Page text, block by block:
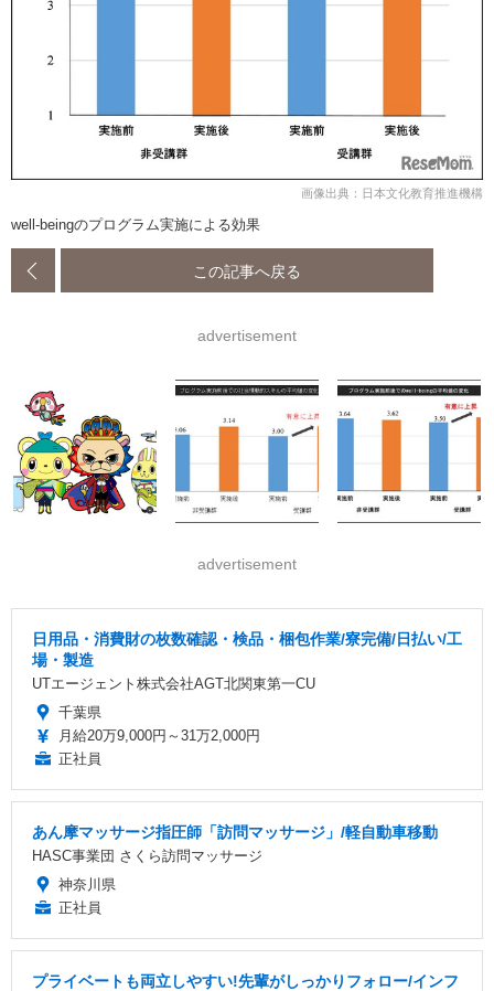
画像出典：日本文化教育推進機構
well-beingのプログラム実施による効果
この記事へ戻る
advertisement
advertisement
日用品・消費財の枚数確認・検品・梱包作業/寮完備/日払い/工
場・製造
UTエージェント株式会社AGT北関東第一CU
千葉県
月給20万9,000円～31万2,000円
正社員
あん摩マッサージ指圧師「訪問マッサージ」/軽自動車移動
HASC事業団 さくら訪問マッサージ
神奈川県
正社員
プライベートも両立しやすい!先輩がしっかりフォロー/インフ